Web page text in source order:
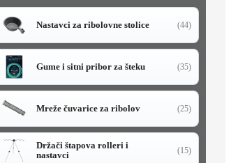
Nastavci za ribolovne stolice (44)
Gume i sitni pribor za šteku (35)
Mreže čuvarice za ribolov (25)
Držači štapova rolleri i
nastavci
(15)